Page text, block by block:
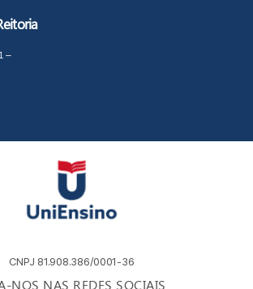
–
CNPJ 81.908.386/0001-36
NOS NAS REDES SOCIAIS